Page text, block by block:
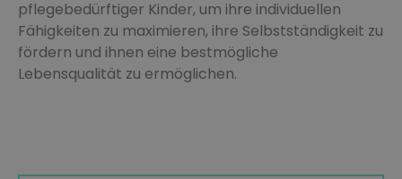
pflegebedürftiger Kinder, um ihre individuellen
Fähigkeiten zu maximieren, ihre Selbstständigkeit zu
fördern und ihnen eine bestmögliche
Lebensqualität zu ermöglichen.